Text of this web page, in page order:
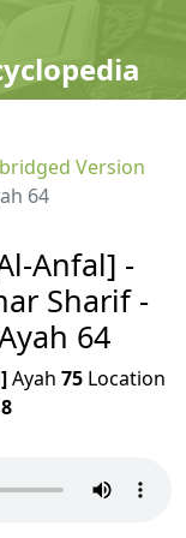
Version
64
Anfal] -
Sharif -
64
Ayah 75 Location
8